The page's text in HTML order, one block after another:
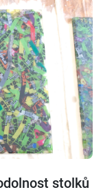
stolků